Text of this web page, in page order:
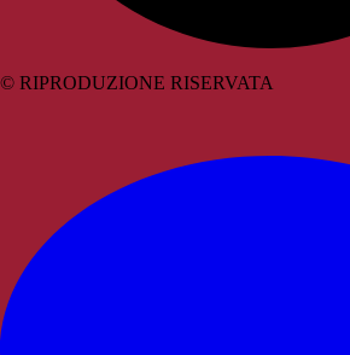
© RIPRODUZIONE RISERVATA